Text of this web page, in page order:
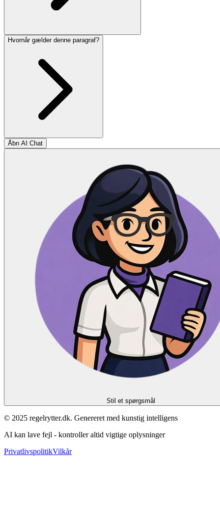
Hvornår gælder denne paragraf?
Åbn AI Chat
Stil et spørgsmål
© 2025 regelrytter.dk. Genereret med kunstig intelligens
AI kan lave fejl - kontroller altid vigtige oplysninger
PrivatlivspolitikVilkår